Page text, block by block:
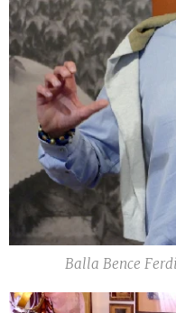
Balla Bence